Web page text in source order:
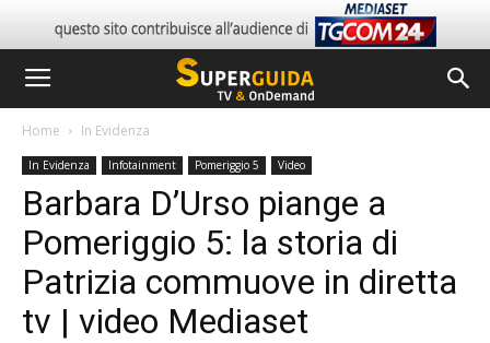
Home In Evidenza
In Evidenza Infotainment Pomeriggio 5 Video
Barbara D’Urso piange a
Pomeriggio 5: la storia di
Patrizia commuove in diretta
tv | video Mediaset